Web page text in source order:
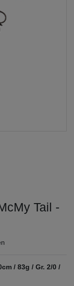
Tail -
/ 83g / Gr. 2/0 /